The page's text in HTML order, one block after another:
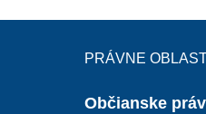
PRÁVNE
Občianske